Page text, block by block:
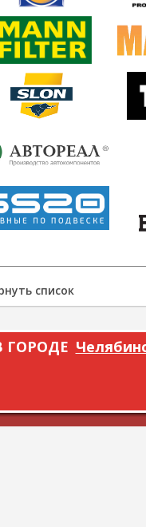
список
ГОРОДЕ